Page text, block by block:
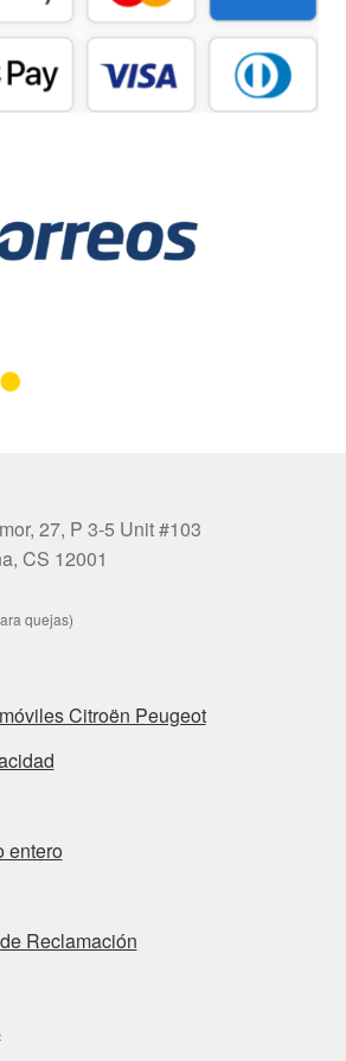
27, P 3-5 Unit #103
CS 12001
quejas)
Citroën Peugeot
entero
Reclamación